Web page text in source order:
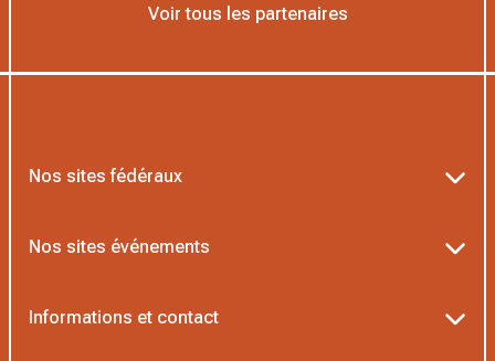
Voir tous les partenaires
Nos sites fédéraux
Nos sites événements
Informations et contact